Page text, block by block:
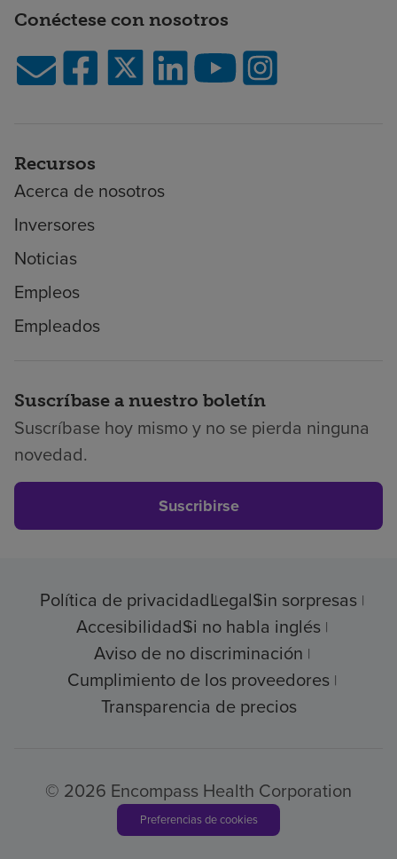
Conéctese con nosotros
Recursos
Acerca de nosotros
Inversores
Noticias
Empleos
Empleados
Suscríbase a nuestro boletín
Suscríbase hoy mismo y no se pierda ninguna
novedad.
Suscribirse
Política de privacidadLegalSin sorpresas
AccesibilidadSi no habla inglés
Aviso de no discriminación
Cumplimiento de los proveedores
Transparencia de precios
© 2026 Encompass Health Corporation
Preferencias de cookies